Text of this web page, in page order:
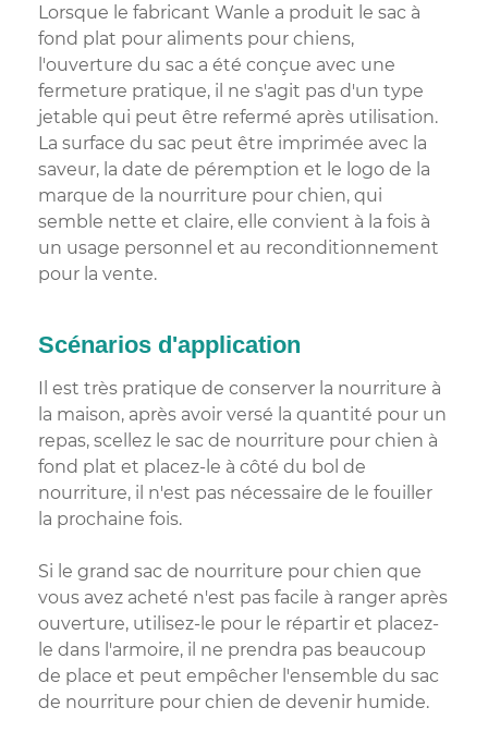
Lorsque le fabricant Wanle a produit le sac à
fond plat pour aliments pour chiens,
l'ouverture du sac a été conçue avec une
fermeture pratique, il ne s'agit pas d'un type
jetable qui peut être refermé après utilisation.
La surface du sac peut être imprimée avec la
saveur, la date de péremption et le logo de la
marque de la nourriture pour chien, qui
semble nette et claire, elle convient à la fois à
un usage personnel et au reconditionnement
pour la vente.
Scénarios d'application
Il est très pratique de conserver la nourriture à
la maison, après avoir versé la quantité pour un
repas, scellez le sac de nourriture pour chien à
fond plat et placez-le à côté du bol de
nourriture, il n'est pas nécessaire de le fouiller
la prochaine fois.
Si le grand sac de nourriture pour chien que
vous avez acheté n'est pas facile à ranger après
ouverture, utilisez-le pour le répartir et placez-
le dans l'armoire, il ne prendra pas beaucoup
de place et peut empêcher l'ensemble du sac
de nourriture pour chien de devenir humide.